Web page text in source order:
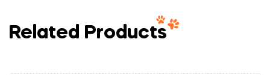
Related Products